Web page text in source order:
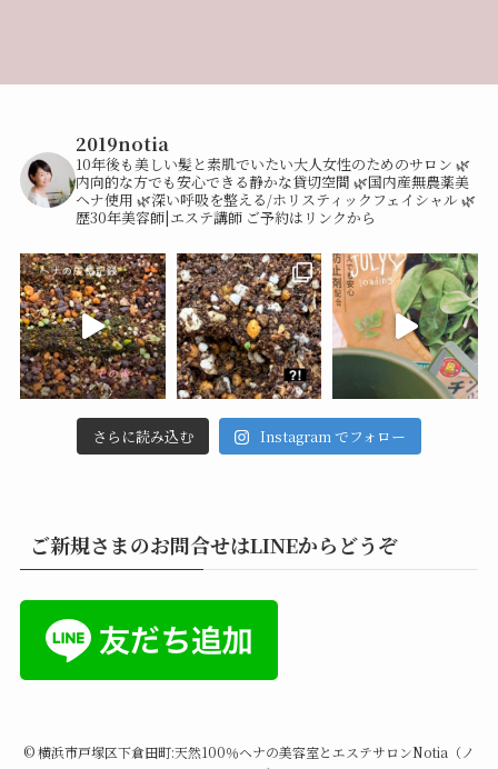
2019notia
10年後も美しい髪と素肌でいたい大人女性のためのサロン 🌿
内向的な方でも安心できる静かな貸切空間 🌿国内産無農薬美
ヘナ使用 🌿深い呼吸を整える/ホリスティックフェイシャル 🌿
歴30年美容師|エステ講師ご予約はリンクから
さらに読み込む Instagram でフォロー
ご新規さまのお問合せはLINEからどうぞ
©横浜市戸塚区下倉田町:天然100％ヘナの美容室とエステサロンNotia（ノ